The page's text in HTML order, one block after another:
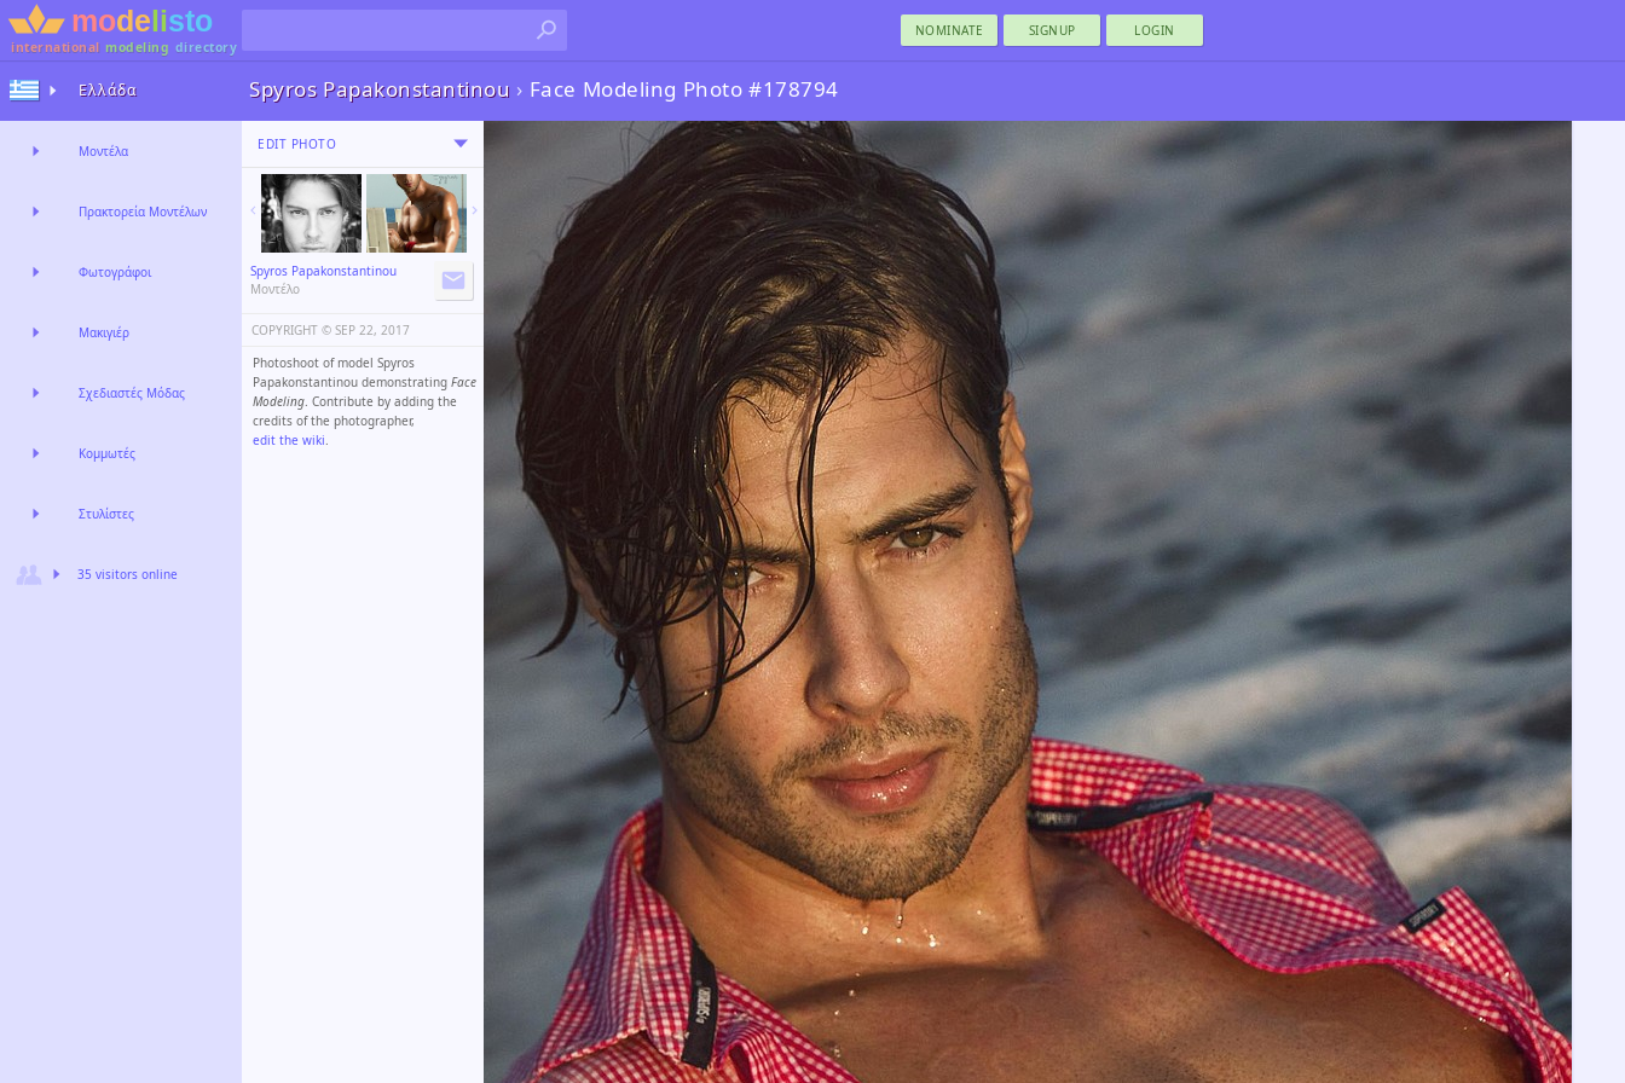
international modeling directory
NOMINATE SIGNUP LOGIN
Spyros Papakonstantinou › Face Modeling Photo #178794
EDIT PHOTO
Spyros Papakonstantinou
Μοντέλο
COPYRIGHT ©️ SEP 22, 2017
Photoshoot of model Spyros
Papakonstantinou demonstrating Face
Modeling. Contribute by adding the
credits of the photographer,
edit the wiki.
Ελλάδα
Μοντέλα
Πρακτορεία Μοντέλων
Φωτογράφοι
Μακιγιέρ
Σχεδιαστές Μόδας
Κομμωτές
Στυλίστες
35 visitors online